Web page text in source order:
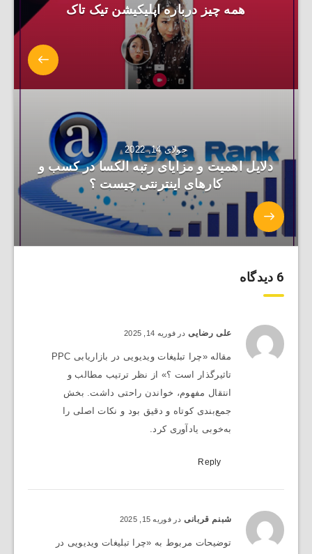
همه چیز درباره اپلیکیشن تیک تاک
جولای 14, 2022
دلایل اهمیت و مزایای رتبه الکسا در کسب و
کارهای اینترنتی چیست ؟
6 دیدگاه
علی رضایی در فوریه 14, 2025
مقاله «چرا تبلیغات ویدیویی در بازاریابی PPC
تاثیرگذار است ؟» از نظر ترتیب مطالب و
انتقال مفهوم، خواندن راحتی داشت. بخش
جمع‌بندی کوتاه و دقیق بود و نکات اصلی را
به‌خوبی یادآوری کرد.
Reply
شبنم قربانی در فوریه 15, 2025
توضیحات مربوط به «چرا تبلیغات ویدیویی در